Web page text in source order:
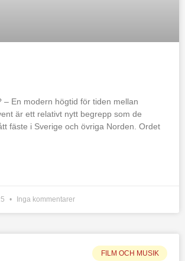
– En modern högtid för tiden mellan
är ett relativt nytt begrepp som de
fäste i Sverige och övriga Norden. Ordet
Inga kommentarer
FILM OCH MUSIK